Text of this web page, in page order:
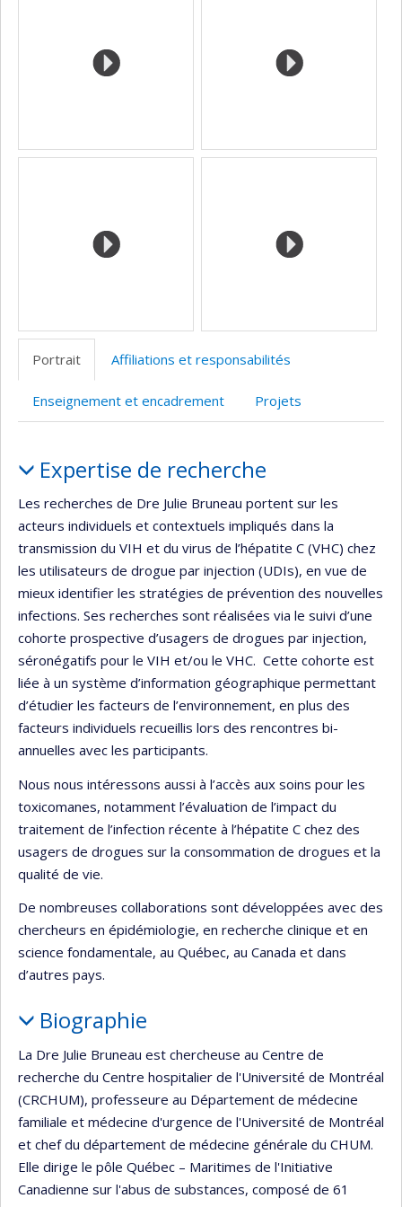
Portrait Affiliations et responsabilités
Enseignement et encadrement Projets
Expertise de recherche
Les recherches de Dre Julie Bruneau portent sur les
acteurs individuels et contextuels impliqués dans la
transmission du VIH et du virus de l’hépatite C (VHC) chez
les utilisateurs de drogue par injection (UDIs), en vue de
mieux identifier les stratégies de prévention des nouvelles
infections. Ses recherches sont réalisées via le suivi d’une
cohorte prospective d’usagers de drogues par injection,
séronégatifs pour le VIH et/ou le VHC. Cette cohorte est
liée à un système d’information géographique permettant
d’étudier les facteurs de l’environnement, en plus des
facteurs individuels recueillis lors des rencontres bi-
annuelles avec les participants.
Nous nous intéressons aussi à l’accès aux soins pour les
toxicomanes, notamment l’évaluation de l’impact du
traitement de l’infection récente à l’hépatite C chez des
usagers de drogues sur la consommation de drogues et la
qualité de vie.
De nombreuses collaborations sont développées avec des
chercheurs en épidémiologie, en recherche clinique et en
science fondamentale, au Québec, au Canada et dans
d’autres pays.
Biographie
La Dre Julie Bruneau est chercheuse au Centre de
recherche du Centre hospitalier de l'Université de Montréal
(CRCHUM), professeure au Département de médecine
familiale et médecine d'urgence de l'Université de Montréal
et chef du département de médecine générale du CHUM.
Elle dirige le pôle Québec – Maritimes de l'Initiative
Canadienne sur l'abus de substances, composé de 61